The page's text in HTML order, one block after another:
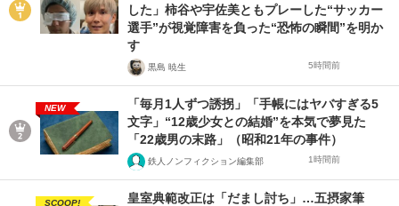
した」柿谷や宇佐美ともプレーした“サッカー
選手”が視覚障害を負った“恐怖の瞬間”を明か
す
黒島 暁生 5時間前
NEW
「毎月1人ずつ誘拐」「手帳にはヤバすぎる5
文字」“12歳少女との結婚”を本気で夢見た
「22歳男の末路」（昭和21年の事件）
鉄人ノンフィクション編集部 1時間前
SCOOP!
皇室典範改正は「だまし討ち」…五摂家筆